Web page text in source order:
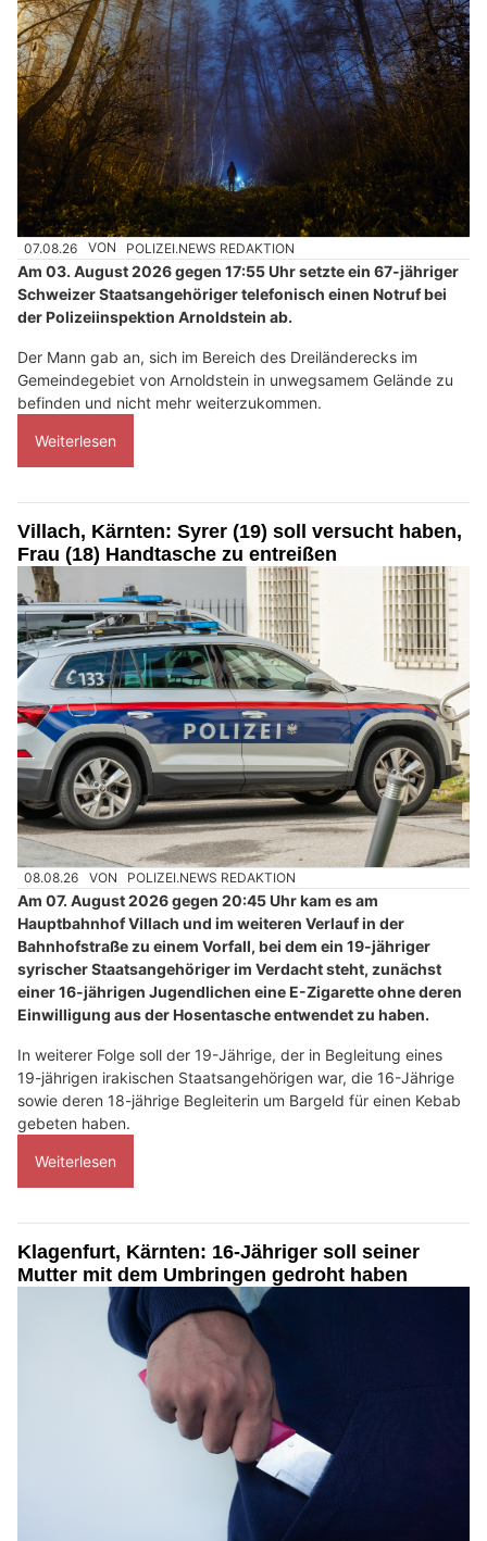
07.08.26 VON POLIZEI.NEWS REDAKTION
Am 03. August 2026 gegen 17:55 Uhr setzte ein 67-jähriger
Schweizer Staatsangehöriger telefonisch einen Notruf bei
der Polizeiinspektion Arnoldstein ab.
Der Mann gab an, sich im Bereich des Dreiländerecks im
Gemeindegebiet von Arnoldstein in unwegsamem Gelände zu
befinden und nicht mehr weiterzukommen.
Weiterlesen
Villach, Kärnten: Syrer (19) soll versucht haben,
Frau (18) Handtasche zu entreißen
08.08.26 VON POLIZEI.NEWS REDAKTION
Am 07. August 2026 gegen 20:45 Uhr kam es am
Hauptbahnhof Villach und im weiteren Verlauf in der
Bahnhofstraße zu einem Vorfall, bei dem ein 19-jähriger
syrischer Staatsangehöriger im Verdacht steht, zunächst
einer 16-jährigen Jugendlichen eine E-Zigarette ohne deren
Einwilligung aus der Hosentasche entwendet zu haben.
In weiterer Folge soll der 19-Jährige, der in Begleitung eines
19-jährigen irakischen Staatsangehörigen war, die 16-Jährige
sowie deren 18-jährige Begleiterin um Bargeld für einen Kebab
gebeten haben.
Weiterlesen
Klagenfurt, Kärnten: 16-Jähriger soll seiner
Mutter mit dem Umbringen gedroht haben